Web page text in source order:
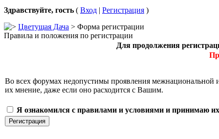
Здравствуйте, гость ( Вход | Регистрация )
Цветущая Дача > Форма регистрации
Правила и положения по регистрации
Для продолжения
Во всех форумах недопустимы проявления межнациональной
их мнение, даже если оно расходится c Вашим.
Я ознакомился с правилами и условиями и принимаю